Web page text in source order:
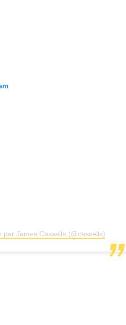
par James Cassells (@cassells)